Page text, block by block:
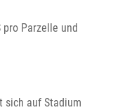
Parzelle und
sich auf Stadium